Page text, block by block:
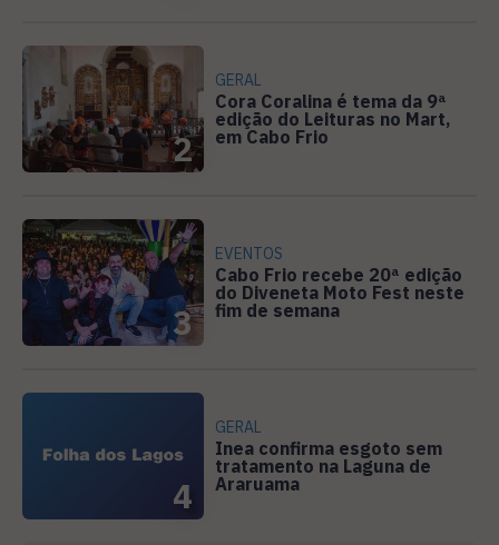
2
GERAL
Cora Coralina é tema da 9ª
edição do Leituras no Mart,
em Cabo Frio
3
EVENTOS
Cabo Frio recebe 20ª edição
do Diveneta Moto Fest neste
fim de semana
4
GERAL
Inea confirma esgoto sem
tratamento na Laguna de
Araruama